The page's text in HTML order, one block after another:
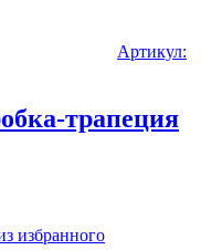
Артикул:
трапеция
избранного